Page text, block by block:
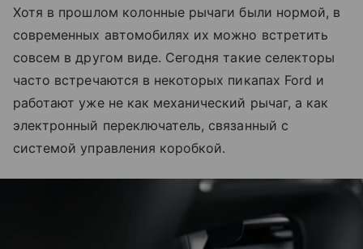
Хотя в прошлом колонные рычаги были нормой, в
современных автомобилях их можно встретить
совсем в другом виде. Сегодня такие селекторы
часто встречаются в некоторых пикапах Ford и
работают уже не как механический рычаг, а как
электронный переключатель, связанный с
системой управления коробкой.